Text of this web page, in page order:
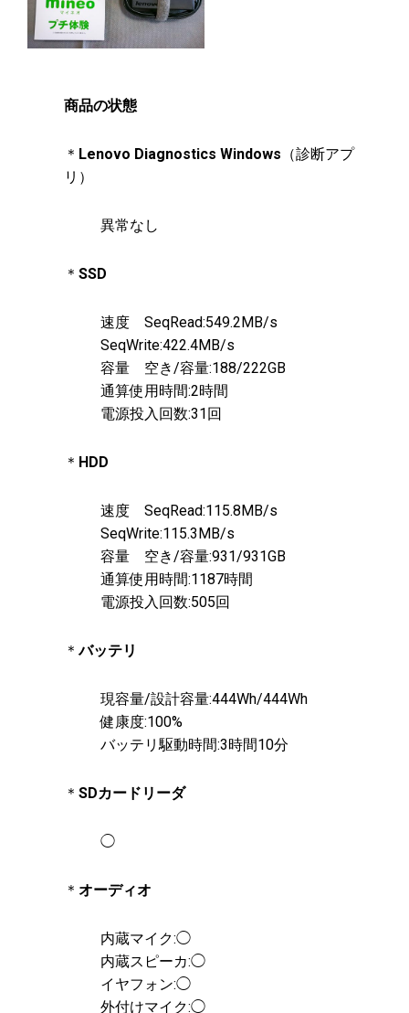
商品の状態
＊ Lenovo Diagnostics Windows （診断アプ
リ）
異常なし
＊ SSD
速度 SeqRead:549.2MB/s
SeqWrite:422.4MB/s
容量 空き/容量:188/222GB
通算使用時間:2時間
電源投入回数:31回
＊ HDD
速度 SeqRead:115.8MB/s
SeqWrite:115.3MB/s
容量 空き/容量:931/931GB
通算使用時間:1187時間
電源投入回数:505回
＊バッテリ
現容量/設計容量:444Wh/444Wh
健康度:100%
バッテリ駆動時間:3時間10分
＊ SDカードリーダ
◯
＊ オーディオ
内蔵マイク:◯
内蔵スピーカ:◯
イヤフォン:◯
外付けマイク:◯